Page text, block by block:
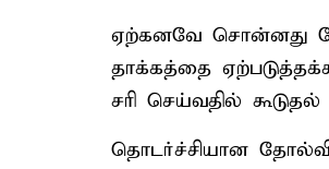
ஏற்கனவே சொன்னது
தாக்கத்தை
சரி செய்வதில்
தொடர்ச்சியான